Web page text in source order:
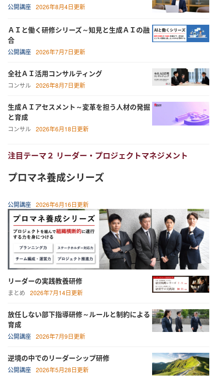
公開講座 2026年8月4日更新
ＡＩと働く研修シリーズ～知見と生成ＡＩの融
合
公開講座 2026年7月7日更新
全社ＡＩ活用コンサルティング
コンサル 2026年8月7日更新
生成ＡＩアセスメント～変革を担う人材の発掘
と育成
コンサル 2026年6月18日更新
注目テーマ２ リーダー・プロジェクトマネジメント
プロマネ養成シリーズ
公開講座 2026年6月16日更新
リーダーの実践教養研修
まとめ 2026年7月14日更新
放任しない部下指導研修～ルールと制約による
育成
公開講座 2026年7月9日更新
逆境の中でのリーダーシップ研修
公開講座 2026年5月28日更新